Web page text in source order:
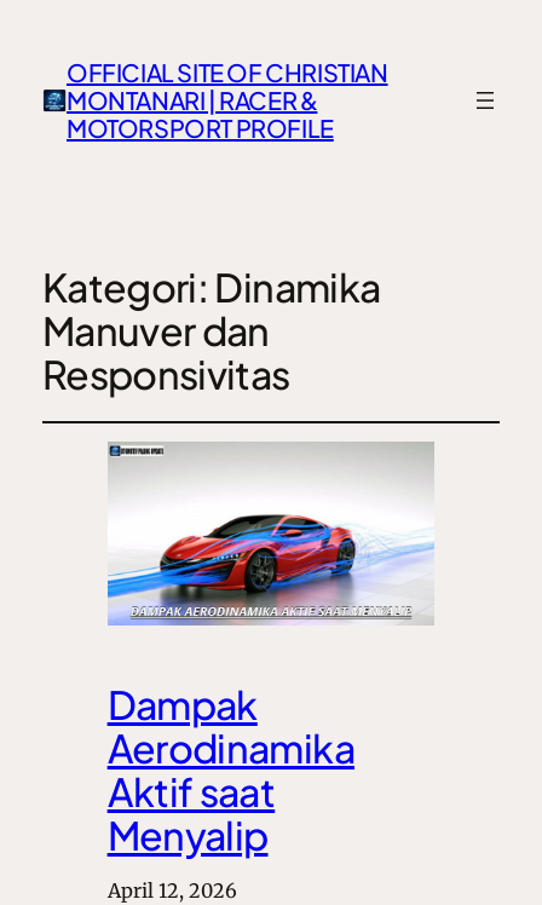
OFFICIAL SITE OF CHRISTIAN
MONTANARI | RACER &
MOTORSPORT PROFILE
Kategori: Dinamika
Manuver dan
Responsivitas
Dampak
Aerodinamika
Aktif saat
Menyalip
April 12, 2026